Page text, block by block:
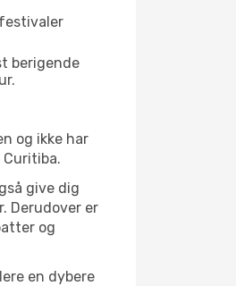
berigende
og ikke har
give dig
Derudover er
og
en dybere